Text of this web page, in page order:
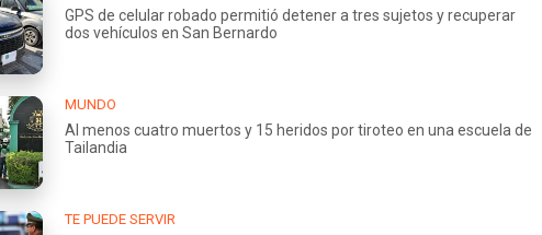
GPS de celular robado permitió detener a tres sujetos y recuperar
dos vehículos en San Bernardo
MUNDO
Al menos cuatro muertos y 15 heridos por tiroteo en una escuela de
Tailandia
TE PUEDE SERVIR